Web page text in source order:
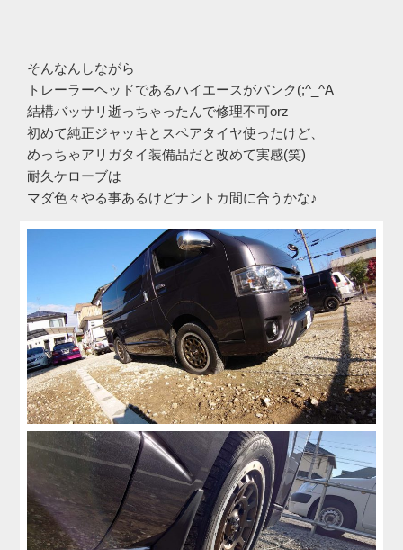
そんなんしながら
トレーラーヘッドであるハイエースがパンク(;^_^A
結構バッサリ逝っちゃったんで修理不可orz
初めて純正ジャッキとスペアタイヤ使ったけど、
めっちゃアリガタイ装備品だと改めて実感(笑)
耐久ケローブは
マダ色々やる事あるけどナントカ間に合うかな♪